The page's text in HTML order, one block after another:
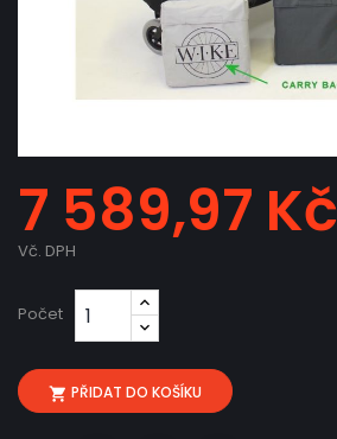
7 589,97 Kč
Vč. DPH
Počet
 PŘIDAT DO KOŠÍKU